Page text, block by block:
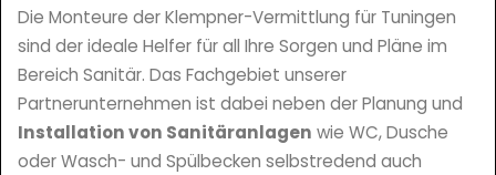
Die Monteure der Klempner-Vermittlung für Tuningen
sind der ideale Helfer für all Ihre Sorgen und Pläne im
Bereich Sanitär. Das Fachgebiet unserer
Partnerunternehmen ist dabei neben der Planung und
Installation von Sanitäranlagen wie WC, Dusche
oder Wasch- und Spülbecken selbstredend auch